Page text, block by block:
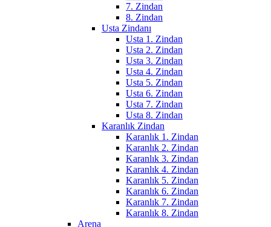
7. Zindan
8. Zindan
Usta Zindanı
Usta 1. Zindan
Usta 2. Zindan
Usta 3. Zindan
Usta 4. Zindan
Usta 5. Zindan
Usta 6. Zindan
Usta 7. Zindan
Usta 8. Zindan
Karanlık Zindan
Karanlık 1. Zindan
Karanlık 2. Zindan
Karanlık 3. Zindan
Karanlık 4. Zindan
Karanlık 5. Zindan
Karanlık 6. Zindan
Karanlık 7. Zindan
Karanlık 8. Zindan
Arena